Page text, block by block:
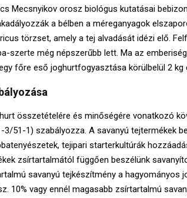
Mecsnyikov orosz biológus kutatásai
a bélben a méreganyagok
törzset, amely a tej alvadását idézi elő.
szerte még népszerűbb lett. Ma az
főre eső joghurtfogyasztása körülbelül 2 kg
összetételére és minőségére vonatkozó
3/51-1) szabályozza. A savanyú tejtermékek
tejipari starterkultúrák
zsírtartalmától függően beszélünk
savanyú tejkészítmény a hagyományos
10% vagy ennél magasabb zsírtartalmú